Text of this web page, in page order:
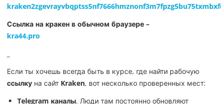
Ссылка на кракен в обычном браузере –
kra44.pro
Если ты хочешь всегда быть в курсе, где найти рабочую
ссылку на сайт Kraken, вот несколько проверенных мест:
Telegram каналы. Люди там постоянно обновляют